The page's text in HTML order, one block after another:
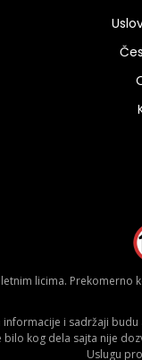
licima. Prekomerno
informacije i sadržaji
bilo kog dela sajta nije
Uslugu